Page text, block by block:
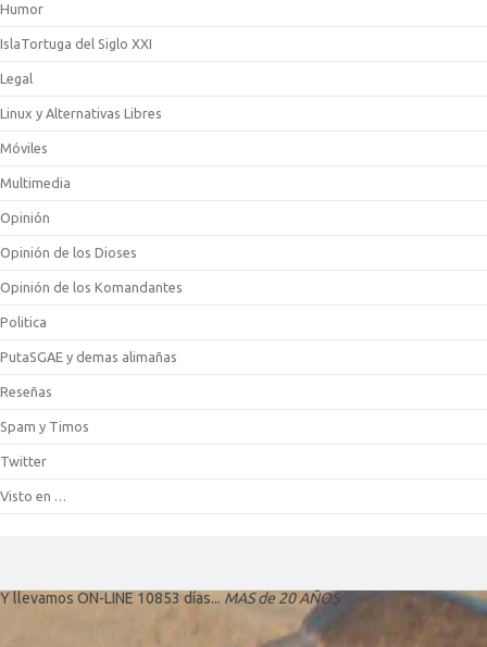
Humor
IslaTortuga del Siglo XXI
Legal
Linux y Alternativas Libres
Móviles
Multimedia
Opinión
Opinión de los Dioses
Opinión de los Komandantes
Politica
PutaSGAE y demas alimañas
Reseñas
Spam y Timos
Twitter
Visto en …
Y llevamos ON-LINE 10853 días... MAS de 20 AÑOS